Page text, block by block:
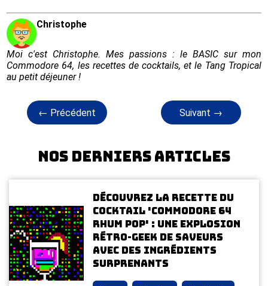
Christophe
Moi c'est Christophe. Mes passions : le BASIC sur mon
Commodore 64, les recettes de cocktails, et le Tang Tropical
au petit déjeuner !
← Précédent Suivant →
Nos derniers articles
Découvrez la recette du
cocktail 'Commodore 64
Rhum Pop' : une explosion
rétro-geek de saveurs
avec des ingrédients
surprenants